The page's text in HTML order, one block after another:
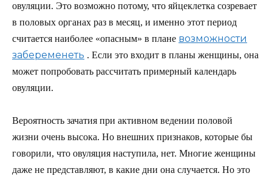
овуляции. Это возможно потому, что яйцеклетка созревает
в половых органах раз в месяц, и именно этот период
считается наиболее «опасным» в плане возможности
забеременеть . Если это входит в планы женщины, она
может попробовать рассчитать примерный календарь
овуляции.
Вероятность зачатия при активном ведении половой
жизни очень высока. Но внешних признаков, которые бы
говорили, что овуляция наступила, нет. Многие женщины
даже не представляют, в какие дни она случается. Но это